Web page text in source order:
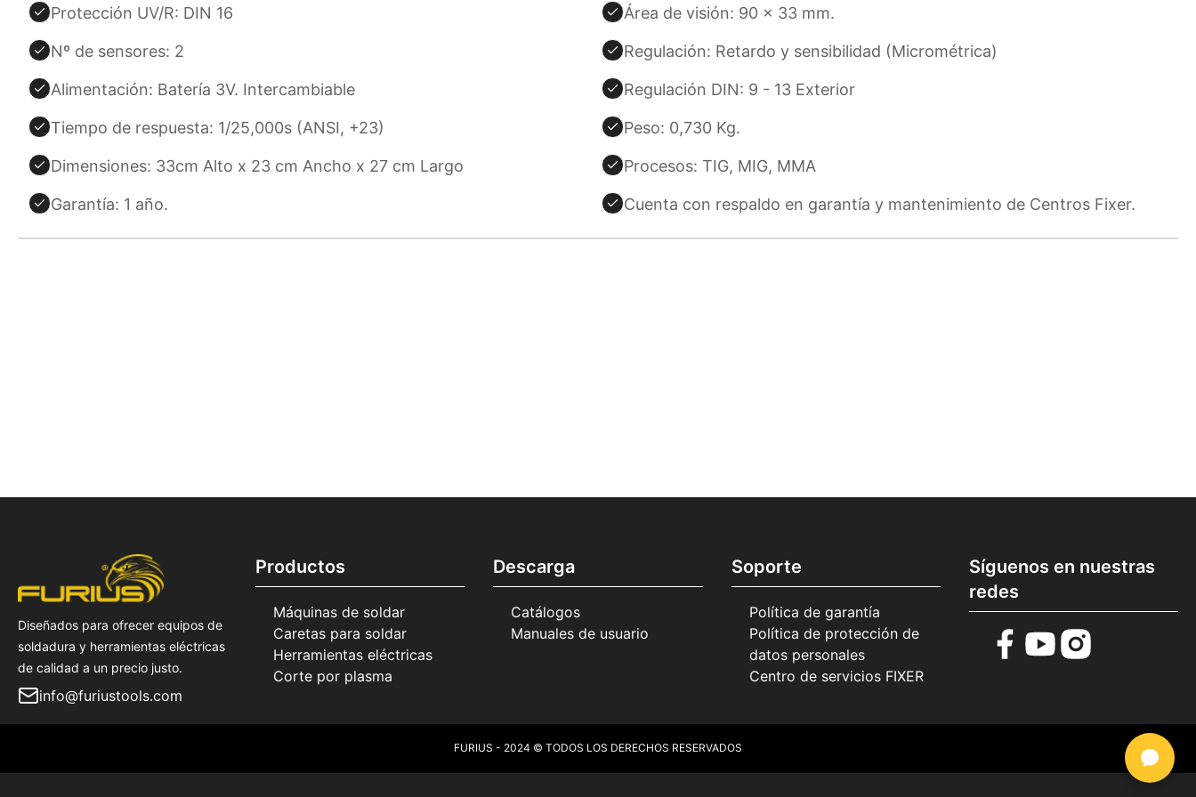
Protección UV/R: DIN 16 Área de visión: 90 x 33 mm.
Nº de sensores: 2 Regulación: Retardo y sensibilidad (Micrométrica)
Alimentación: Batería 3V. Intercambiable Regulación DIN: 9 - 13 Exterior
Tiempo de respuesta: 1/25,000s (ANSI, +23) Peso: 0,730 Kg.
Dimensiones: 33cm Alto x 23 cm Ancho x 27 cm Largo Procesos: TIG, MIG, MMA
Garantía: 1 año. Cuenta con respaldo en garantía y mantenimiento de Centros Fixer.
Diseñados para ofrecer equipos de
soldadura y herramientas eléctricas
de calidad a un precio justo.
info@furiustools.com
Productos
Máquinas de soldar
Caretas para soldar
Herramientas eléctricas
Corte por plasma
Descarga
Catálogos
Manuales de usuario
Soporte
Política de garantía
Política de protección de
datos personales
Centro de servicios FIXER
Síguenos en nuestras
redes
FURIUS - 2024 © TODOS LOS DERECHOS RESERVADOS